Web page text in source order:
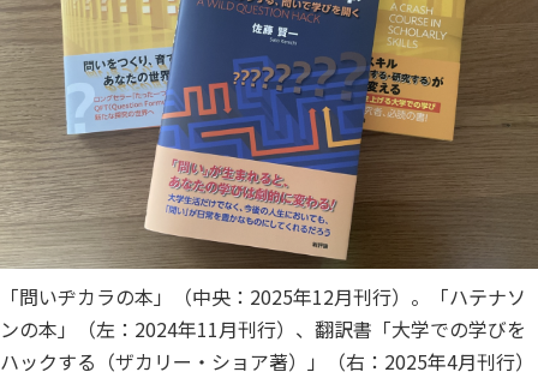
「問いヂカラの本」（中央：2025年12月刊行）。「ハテナソ
ンの本」（左：2024年11月刊行）、翻訳書「大学での学びを
ハックする（ザカリー・ショア著）」（右：2025年4月刊行）